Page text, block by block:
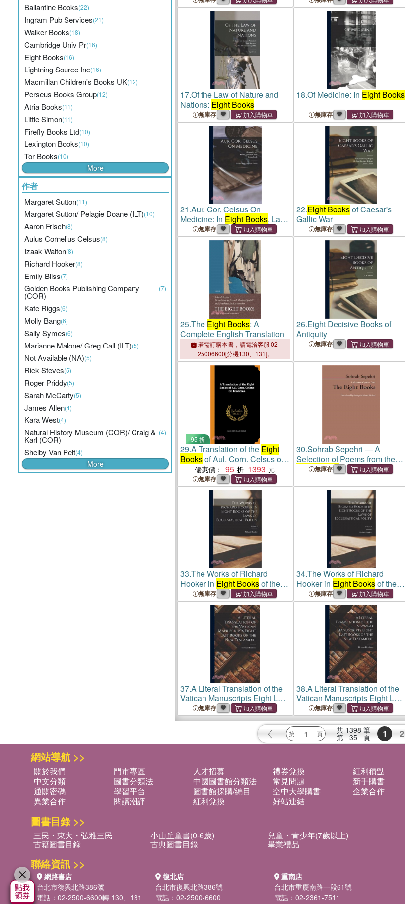
Ballantine Books(22)
Ingram Pub Services(21)
Walker Books(18)
Cambridge Univ Pr(16)
Eight Books(16)
Lightning Source Inc(16)
Macmillan Children's Books UK(12)
Perseus Books Group(12)
Atria Books(11)
Little Simon(11)
Firefly Books Ltd(10)
Lexington Books(10)
Tor Books(10)
More
作者
Margaret Sutton(11)
Margaret Sutton/ Pelagie Doane (ILT)(10)
Aaron Frisch(8)
Aulus Cornelius Celsus(8)
Izaak Walton(8)
Richard Hooker(8)
Emily Bliss(7)
Golden Books Publishing Company
(COR)
(7)
Kate Riggs(6)
Molly Bang(6)
Sally Symes(6)
Marianne Malone/ Greg Call (ILT)(5)
Not Available (NA)(5)
Rick Steves(5)
Roger Priddy(5)
Sarah McCarty(5)
James Allen(4)
Kara West(4)
Natural History Museum (COR)/ Craig &
Karl (COR)
(4)
Shelby Van Pelt(4)
More
17.Of the Law of Nature and
Nations: Eight Books
無庫存
18.Of Medicine: In Eight Books
無庫存
21.Aur. Cor. Celsus On
Medicine: In Eight Books, Latin
and English
無庫存
22.Eight Booksof Caesar's
Gallic War
無庫存
25.The Eight Books: A
Complete English Translation
若需訂購本書，請電洽客服 02-
25006600[分機130、131]。
26.Eight Decisive Books of
Antiquity
無庫存
95 折
29.A Translation of the Eight
Booksof Aul. Corn. Celsus on
Medicine
優惠價： 95 1393
無庫存
30.Sohrab Sepehri ― A
Selection of Poems from the
Eight Books
無庫存
33.The Works of Richard
Hooker in Eight Booksof the
Laws of Ecclesiastical Polity;
Volume I
無庫存
34.The Works of Richard
Hooker in Eight Booksof the
Laws of Ecclesiastical Polity;
Volume I
無庫存
37.A Literal Translation of the
Vatican Manuscripts Eight Last
Books of the New Testament
無庫存
38.A Literal Translation of the
Vatican Manuscripts Eight Last
Books of the New Testament
無庫存
共 1398 筆
第 35 頁 1 2
網站導航 >>
關於我們 門市專區 人才招募 禮券兌換
紅利積點
中文分類
圖書分類法 中國圖書館分類法 常見問題
新手購書
通關密碼
學習平台 圖書館採購/編目 空中大學購書
企業合作
異業合作
閱讀潮評 紅利兌換 好站連結
圖書目錄 >>
三民・東大・弘雅三民 小山丘童書(0-6歲) 兒童・青少年(7歲以上)
古籍圖書目錄 古典圖書目錄 畢業禮品
聯絡資訊 >>
網路書店
台北市復興北路386號
電話：02-2500-6600轉 130、131
復北店
台北市復興北路386號
電話：02-2500-6600
重南店
台北市重慶南路一段61號
電話：02-2361-7511